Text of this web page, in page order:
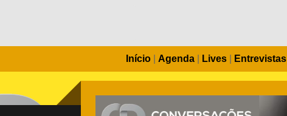
Início Agenda Lives Entrevistas